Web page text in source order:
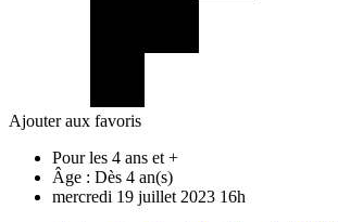
Ajouter aux favoris
Pour les 4 ans et +
Âge : Dès 4 an(s)
mercredi 19 juillet 2023 16h